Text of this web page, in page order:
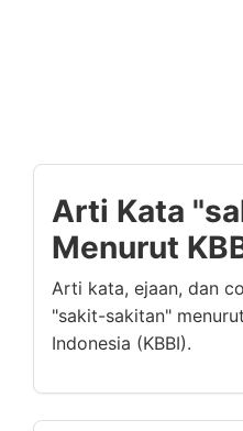
Arti Kata
Menurut
Arti kata, ejaan, dan
"sakit-sakitan"
Indonesia (KBBI).